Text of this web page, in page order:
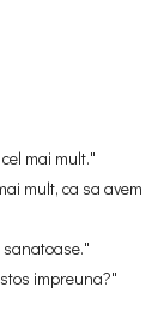
mai mult."
mult, ca sa avem
impreuna?"